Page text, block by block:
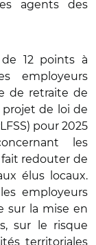
agents des
12 points à
employeurs
de retraite de
projet de loi de
pour 2025
les
redouter de
élus locaux.
employeurs
sur la mise en
sur le risque
territoriales